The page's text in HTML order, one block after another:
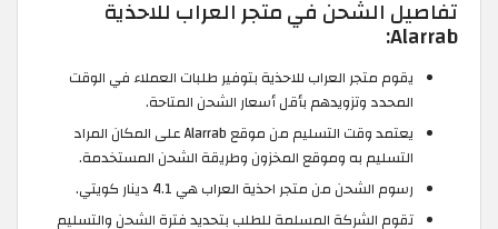
تفاصيل الشحن في متجر العراب للاحذية
Alarrab:
يقوم متجر العراب للاحذية بتوفير طلبات العملاء في الوقت
المحدد وتزويدهم بأقل أسعار الشحن المتاحة.
يعتمد وقت التسليم من موقع Alarrab على المكان المراد
التسليم به وموقع المخزون وطريقة الشحن المستخدمة.
رسوم الشحن من متجر احذية العراب هي 4.1 دينار كويتي.
تقوم الشركة المسلمة للطلب بتحديد فترة الشحن والتسليم